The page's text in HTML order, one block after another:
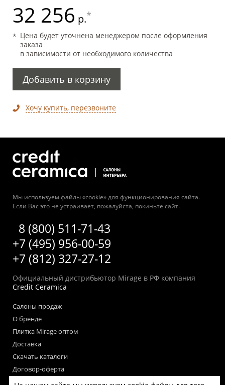
32 256 р.*
Цена будет уточнена менеджером после оформления
заказа
в зависимости от необходимого количества
Добавить в корзину
Хочу купить, перезвоните
Мы используем файлы «cookie» для функционирования сайта.
Если Вас это не устраивает, пожалуйста, покиньте сайт.
8 (800) 511-71-43
+7 (495) 956-00-59
+7 (812) 327-27-12
Официальный дистрибьютор Mirage в РФ компания
Credit Ceramica
Салоны продаж
О бренде
Плитка Mirage оптом
Доставка
Скачать каталоги
Договор-оферта
Пользовательское соглашение